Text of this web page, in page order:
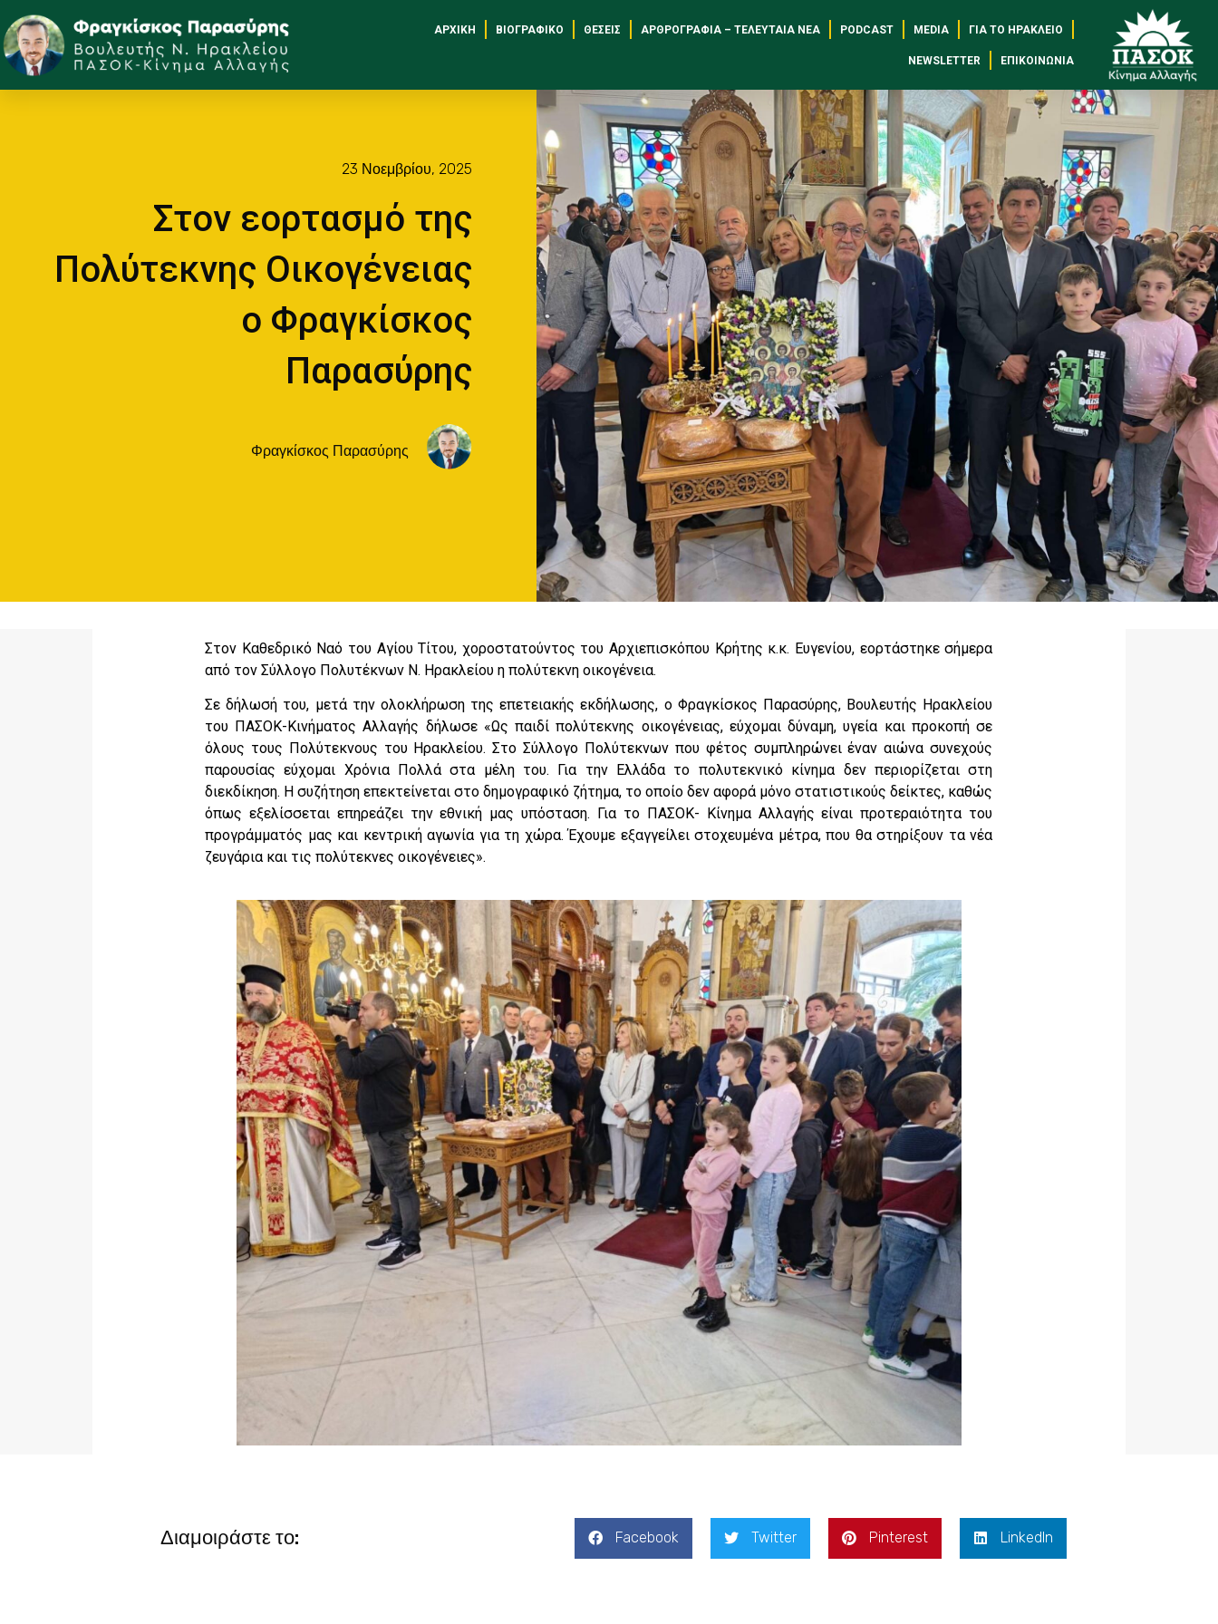
ΑΡΧΙΚΉ ΒΙΟΓΡΑΦΙΚΌ ΘΈΣΕΙΣ ΑΡΘΡΟΓΡΑΦΊΑ – ΤΕΛΕΥΤΑΊΑ ΝΈΑ PODCAST MEDIA ΓΙΑ ΤΟ ΗΡΆΚΛΕΙΟ
NEWSLETTER ΕΠΙΚΟΙΝΩΝΊΑ
23 Νοεμβρίου, 2025
Στον εορτασμό της
Πολύτεκνης Οικογένειας
ο Φραγκίσκος
Παρασύρης
Φραγκίσκος Παρασύρης
Στον Καθεδρικό Ναό του Αγίου Τίτου, χοροστατούντος του Αρχιεπισκόπου Κρήτης κ.κ. Ευγενίου, εορτάστηκε σήμερα
από τον Σύλλογο Πολυτέκνων Ν. Ηρακλείου η πολύτεκνη οικογένεια.
Σε δήλωσή του, μετά την ολοκλήρωση της επετειακής εκδήλωσης, ο Φραγκίσκος Παρασύρης, Βουλευτής Ηρακλείου
του ΠΑΣΟΚ-Κινήματος Αλλαγής δήλωσε «Ως παιδί πολύτεκνης οικογένειας, εύχομαι δύναμη, υγεία και προκοπή σε
όλους τους Πολύτεκνους του Ηρακλείου. Στο Σύλλογο Πολύτεκνων που φέτος συμπληρώνει έναν αιώνα συνεχούς
παρουσίας εύχομαι Χρόνια Πολλά στα μέλη του. Για την Ελλάδα το πολυτεκνικό κίνημα δεν περιορίζεται στη
διεκδίκηση. Η συζήτηση επεκτείνεται στο δημογραφικό ζήτημα, το οποίο δεν αφορά μόνο στατιστικούς δείκτες, καθώς
όπως εξελίσσεται επηρεάζει την εθνική μας υπόσταση. Για το ΠΑΣΟΚ- Κίνημα Αλλαγής είναι προτεραιότητα του
προγράμματός μας και κεντρική αγωνία για τη χώρα. Έχουμε εξαγγείλει στοχευμένα μέτρα, που θα στηρίξουν τα νέα
ζευγάρια και τις πολύτεκνες οικογένειες».
Διαμοιράστε το: Facebook Twitter Pinterest LinkedIn